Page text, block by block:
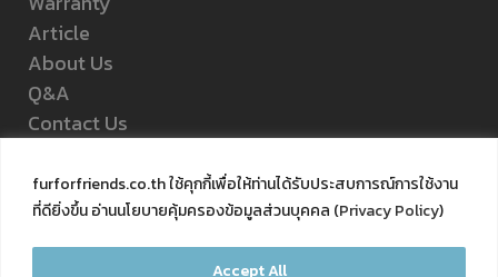
furforfriends.co.th ใช้คุกกี้เพื่อให้ท่านได้รับประสบการณ์การใช้งาน
ที่ดียิ่งขึ้น อ่านนโยบายคุ้มครองข้อมูลส่วนบุคคล (Privacy Policy)
Accept All
Article
About Us
Q&A
Contact Us
FOLLOW US